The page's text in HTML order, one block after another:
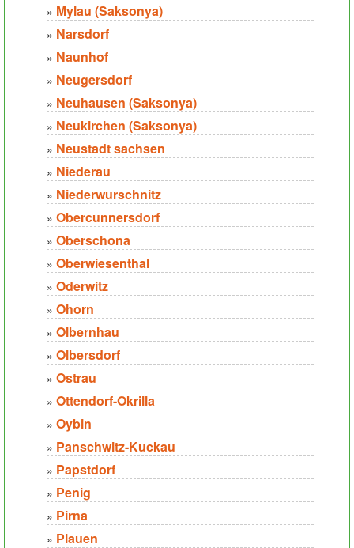
» Mylau (Saksonya)
» Narsdorf
» Naunhof
» Neugersdorf
» Neuhausen (Saksonya)
» Neukirchen (Saksonya)
» Neustadt sachsen
» Niederau
» Niederwurschnitz
» Obercunnersdorf
» Oberschona
» Oberwiesenthal
» Oderwitz
» Ohorn
» Olbernhau
» Olbersdorf
» Ostrau
» Ottendorf-Okrilla
» Oybin
» Panschwitz-Kuckau
» Papstdorf
» Penig
» Pirna
» Plauen